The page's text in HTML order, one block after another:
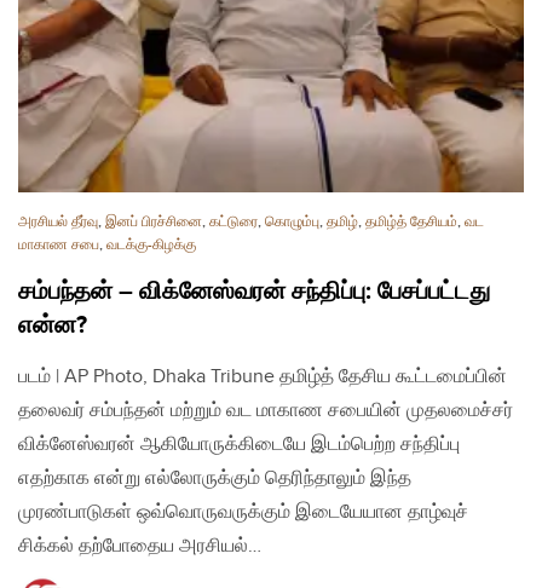
அரசியல் தீர்வு, இனப் பிரச்சினை, கட்டுரை, கொழும்பு, தமிழ், தமிழ்த் தேசியம், வட
மாகாண சபை, வடக்கு-கிழக்கு
சம்பந்தன் – விக்னேஸ்வரன் சந்திப்பு: பேசப்பட்டது
என்ன?
படம் | AP Photo, Dhaka Tribune தமிழ்த் தேசிய கூட்டமைப்பின்
தலைவர் சம்பந்தன் மற்றும் வட மாகாண சபையின் முதலமைச்சர்
விக்னேஸ்வரன் ஆகியோருக்கிடையே இடம்பெற்ற சந்திப்பு
எதற்காக என்று எல்லோருக்கும் தெரிந்தாலும் இந்த
முரண்பாடுகள் ஒவ்வொருவருக்கும் இடையேயான தாழ்வுச்
சிக்கல் தற்போதைய அரசியல்…